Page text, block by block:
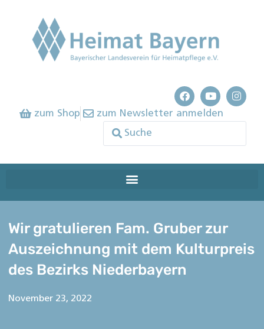
zum Shop zum Newsletter anmelden
Wir gratulieren Fam. Gruber zur
Auszeichnung mit dem Kulturpreis
des Bezirks Niederbayern
November 23, 2022